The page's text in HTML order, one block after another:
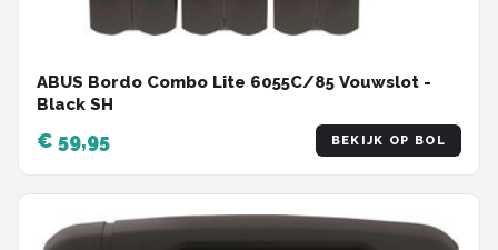
ABUS Bordo Combo Lite 6055C/85 Vouwslot -
Black SH
€ 59,95 BEKIJK OP BOL